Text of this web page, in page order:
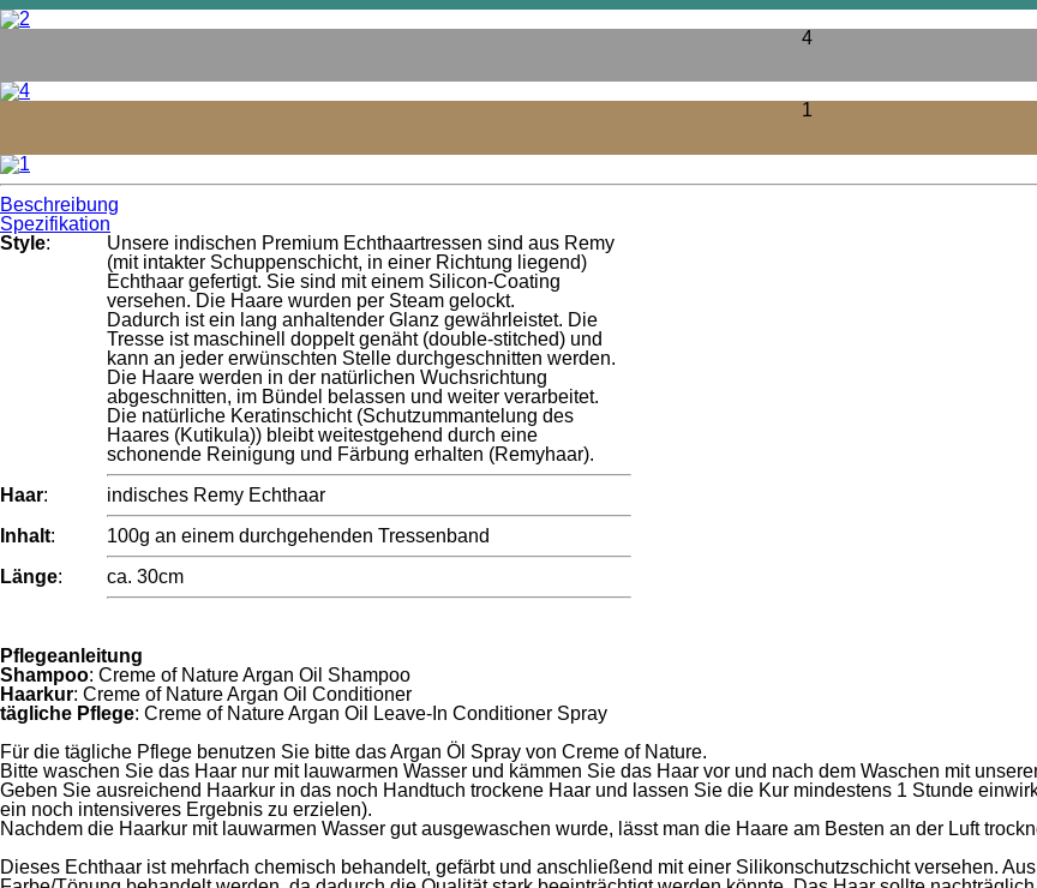
4
1
Beschreibung
Spezifikation
Style:
Unsere indischen Premium Echthaartressen sind aus Remy
(mit intakter Schuppenschicht, in einer Richtung liegend)
Echthaar gefertigt. Sie sind mit einem Silicon-Coating
versehen. Die Haare wurden per Steam gelockt.
Dadurch ist ein lang anhaltender Glanz gewährleistet. Die
Tresse ist maschinell doppelt genäht (double-stitched) und
kann an jeder erwünschten Stelle durchgeschnitten werden.
Die Haare werden in der natürlichen Wuchsrichtung
abgeschnitten, im Bündel belassen und weiter verarbeitet.
Die natürliche Keratinschicht (Schutzummantelung des
Haares (Kutikula)) bleibt weitestgehend durch eine
schonende Reinigung und Färbung erhalten (Remyhaar).
Haar:
indisches Remy Echthaar
Inhalt:
100g an einem durchgehenden Tressenband
Länge: ca. 30cm
Pflegeanleitung
Shampoo: Creme of Nature Argan Oil Shampoo
Haarkur: Creme of Nature Argan Oil Conditioner
tägliche Pflege: Creme of Nature Argan Oil Leave-In Conditioner Spray
Für die tägliche Pflege benutzen Sie bitte das Argan Öl Spray von Creme of Nature.
Bitte waschen Sie das Haar nur mit lauwarmen Wasser und kämmen Sie das Haar vor und nach dem Waschen mit
Geben Sie ausreichend Haarkur in das noch Handtuch trockene Haar und lassen Sie die Kur mindestens 1 Stunde
ein noch intensiveres Ergebnis zu erzielen).
Nachdem die Haarkur mit lauwarmen Wasser gut ausgewaschen wurde, lässt man die Haare am Besten an der Luft
Dieses Echthaar ist mehrfach chemisch behandelt, gefärbt und anschließend mit einer Silikonschutzschicht versehen.